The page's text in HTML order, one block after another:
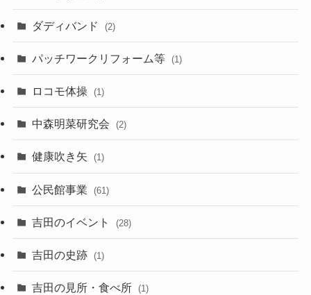
ダディバンド (2)
パッチワークリフォーム等 (1)
ロコモ体操 (1)
中森明菜研究会 (2)
健康吹き矢 (1)
公民館事業 (61)
吉田のイベント (28)
吉田の史跡 (1)
吉田の見所・食べ所 (1)